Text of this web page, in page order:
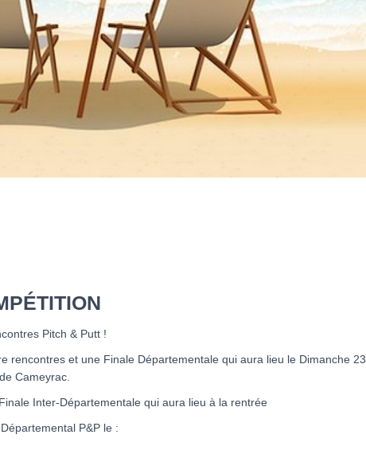
Pitch & Putt !
rencontres et une Finale Départementale qui aura lieu le Dimanche 23
Cameyrac.
Inter-Départementale qui aura lieu à la rentrée
P&P le :